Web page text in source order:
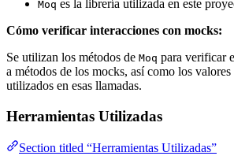
Moq es la librería utilizada en este
Cómo verificar interacciones con mocks:
Se utilizan los métodos de Moq para verificar
a métodos de los mocks, así como los
utilizados en esas llamadas.
Herramientas Utilizadas
Section titled “Herramientas Utilizadas”